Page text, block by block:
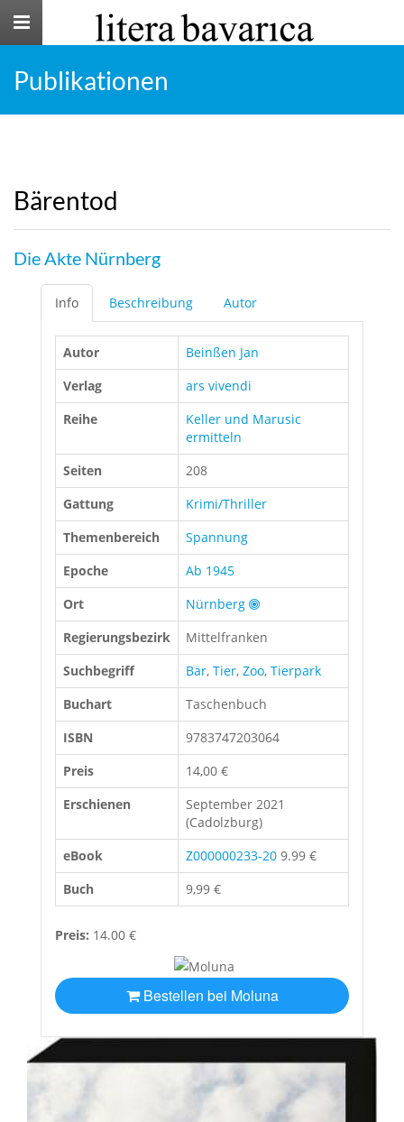
Toggle
Publikationen
Bärentod
Die Akte Nürnberg
Info Beschreibung Autor
Autor
Beinßen Jan
Verlag
ars vivendi
Reihe
Keller und Marusic
ermitteln
Seiten
208
Gattung
Krimi/Thriller
Themenbereich
Spannung
Epoche
Ab 1945
Ort
Nürnberg
Regierungsbezirk
Mittelfranken
Suchbegriff
Bär, Tier, Zoo, Tierpark
Buchart
Taschenbuch
ISBN
9783747203064
Preis
14,00 €
Erschienen
September 2021
(Cadolzburg)
eBook
Z000000233-20 9.99 €
Buch
9,99 €
Preis: 14.00 €
Bestellen bei Moluna